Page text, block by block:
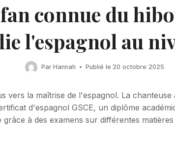
connue du
l'espagnol au
Par Hannah Publié le 20 octobre 2025
vers la maîtrise de l'espagnol. La
d'espagnol GSCE, un diplôme
grâce à des examens sur différentes